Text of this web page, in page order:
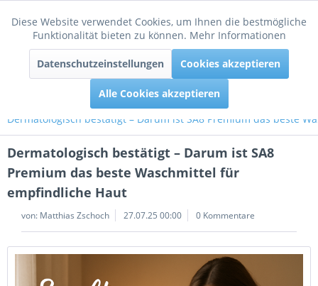
Menü
Dermatologisch bestätigt – Darum ist SA8 Premium das beste
Dermatologisch bestätigt – Darum ist SA8
Premium das beste Waschmittel für
empfindliche Haut
von: Matthias Zschoch 27.07.25 00:00 0 Kommentare
Funktionale Aktiv
Tracking Inaktiv
Diese Website verwendet Cookies, um Ihnen die bestmögliche
Funktionalität bieten zu können. Mehr Informationen
Datenschutzeinstellungen Cookies akzeptieren
Alle Cookies akzeptieren